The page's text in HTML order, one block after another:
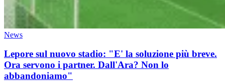
News
Lepore sul nuovo stadio: "E' la soluzione più breve.
Ora servono i partner. Dall'Ara? Non lo
abbandoniamo"